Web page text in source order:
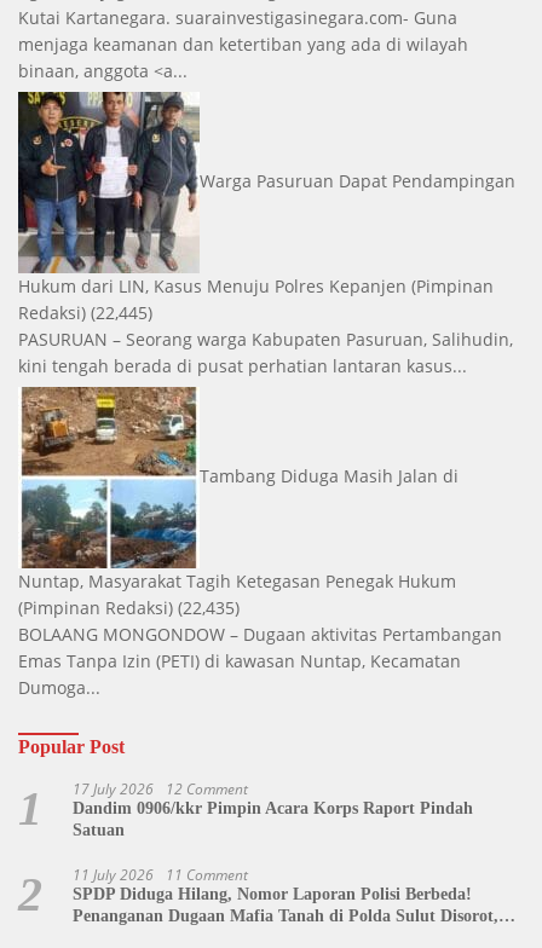
Kutai Kartanegara. suarainvestigasinegara.com- Guna
menjaga keamanan dan ketertiban yang ada di wilayah
binaan, anggota <a...
Warga Pasuruan Dapat Pendampingan
Hukum dari LIN, Kasus Menuju Polres Kepanjen (Pimpinan
Redaksi) (22,445)
PASURUAN – Seorang warga Kabupaten Pasuruan, Salihudin,
kini tengah berada di pusat perhatian lantaran kasus...
Tambang Diduga Masih Jalan di
Nuntap, Masyarakat Tagih Ketegasan Penegak Hukum
(Pimpinan Redaksi) (22,435)
BOLAANG MONGONDOW – Dugaan aktivitas Pertambangan
Emas Tanpa Izin (PETI) di kawasan Nuntap, Kecamatan
Dumoga...
Popular Post
1 17 July 2026 12 Comment
Dandim 0906/kkr Pimpin Acara Korps Raport Pindah
Satuan
2 11 July 2026 11 Comment
SPDP Diduga Hilang, Nomor Laporan Polisi Berbeda!
Penanganan Dugaan Mafia Tanah di Polda Sulut Disorot,